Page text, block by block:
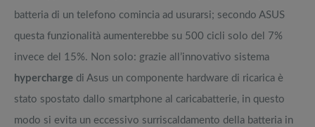
batteria di un telefono comincia ad usurarsi; secondo ASUS
questa funzionalità aumenterebbe su 500 cicli solo del 7%
invece del 15%. Non solo: grazie all’innovativo sistema
hypercharge di Asus un componente hardware di ricarica è
stato spostato dallo smartphone al caricabatterie, in questo
modo si evita un eccessivo surriscaldamento della batteria in